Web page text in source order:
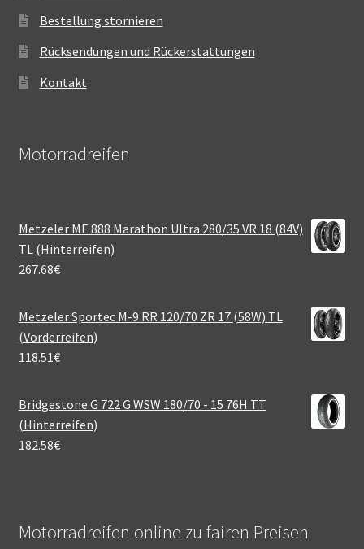
Bestellung stornieren
Rücksendungen und Rückerstattungen
Kontakt
Motorradreifen
Metzeler ME 888 Marathon Ultra 280/35 VR 18 (84V)
TL (Hinterreifen)
267.68€
Metzeler Sportec M-9 RR 120/70 ZR 17 (58W) TL
(Vorderreifen)
118.51€
Bridgestone G 722 G WSW 180/70 - 15 76H TT
(Hinterreifen)
182.58€
Motorradreifen online zu fairen Preisen